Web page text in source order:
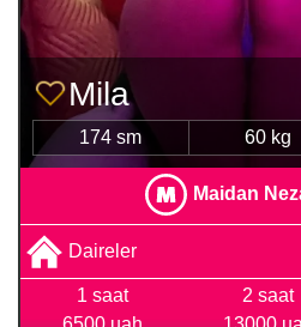
Mila
174 sm 60 kg
Maidan
Daireler
1 saat
2 saat